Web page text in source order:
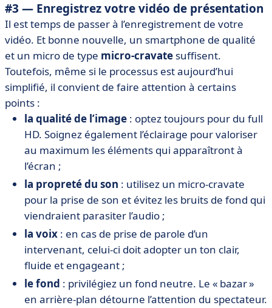
#3 — Enregistrez votre vidéo de présentation
Il est temps de passer à l’enregistrement de votre
vidéo. Et bonne nouvelle, un smartphone de qualité
et un micro de type micro-cravate suffisent.
Toutefois, même si le processus est aujourd’hui
simplifié, il convient de faire attention à certains
points :
la qualité de l’image : optez toujours pour du full
HD. Soignez également l’éclairage pour valoriser
au maximum les éléments qui apparaîtront à
l’écran ;
la propreté du son : utilisez un micro-cravate
pour la prise de son et évitez les bruits de fond qui
viendraient parasiter l’audio ;
la voix : en cas de prise de parole d’un
intervenant, celui-ci doit adopter un ton clair,
fluide et engageant ;
le fond : privilégiez un fond neutre. Le « bazar »
en arrière-plan détourne l’attention du spectateur.